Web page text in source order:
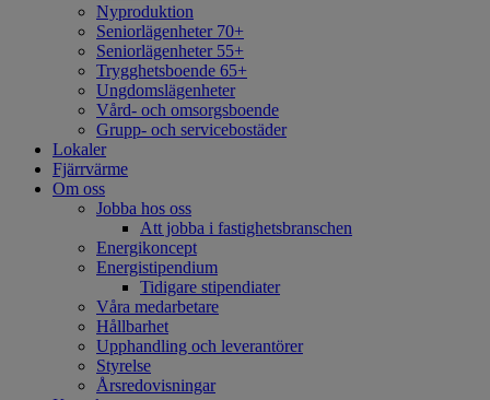
Nyproduktion
Seniorlägenheter 70+
Seniorlägenheter 55+
Trygghetsboende 65+
Ungdomslägenheter
Vård- och omsorgsboende
Grupp- och servicebostäder
Lokaler
Fjärrvärme
Om oss
Jobba hos oss
Att jobba i fastighetsbranschen
Energikoncept
Energistipendium
Tidigare stipendiater
Våra medarbetare
Hållbarhet
Upphandling och leverantörer
Styrelse
Årsredovisningar